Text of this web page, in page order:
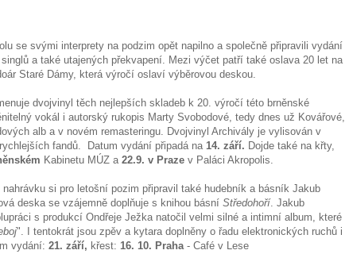
se svými interprety na podzim opět napilno a společně připravili vydání
a také utajených překvapení. Mezi výčet patří také oslava 20 let na
Staré Dámy, která výročí oslaví výběrovou deskou.
dvojvinyl těch nejlepších skladeb k 20. výročí této brněnské
vokál i autorský rukopis Marty Svobodové, tedy dnes už Kovářové,
alb a v novém remasteringu. Dvojvinyl Archivály je vylisován v
fandů. Datum vydání připadá na14. září. Dojde také na křty,
Kabinetu MÚZ a 22.9. v Praze v Paláci Akropolis.
nahrávku si pro letošní pozim připravil také hudebník a básník Jakub
deska se vzájemně doplňuje s knihou básní Středohoří. Jakub
s produkcí Ondřeje Ježka natočil velmi silné a intimní album, které
". I tentokrát jsou zpěv a kytara doplněny o řadu elektronických ruchů i
vydání: 21. září, křest: 16. 10. Praha- Café v Lese